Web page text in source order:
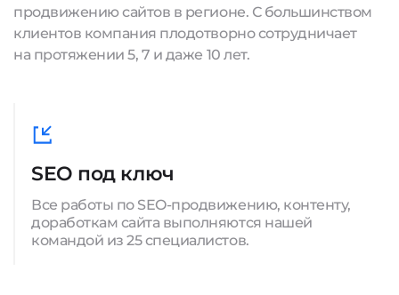
продвижению сайтов в регионе. С большинством
клиентов компания плодотворно сотрудничает
на протяжении 5, 7 и даже 10 лет.
SEO под ключ
Все работы по SEO-продвижению, контенту,
доработкам сайта выполняются нашей
командой из 25 специалистов.